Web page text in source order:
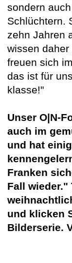
sondern
Schlüchtern.
zehn Jahren
wissen
freuen sich
das ist für
klasse!"
Unser O|N-
auch im
und hat
Franken
Fall wieder."
und klicken
Bilderserie.